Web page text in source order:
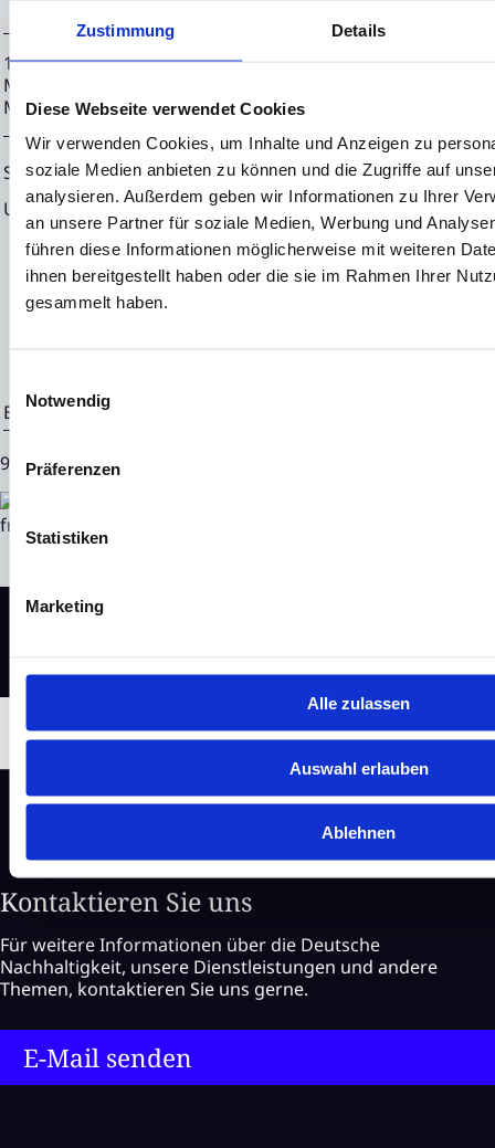
Zustimmung Details
Diese Webseite verwendet Cookies
Wir verwenden Cookies, um Inhalte und Anzeigen zu
soziale Medien anbieten zu können und die Zugriffe auf
analysieren. Außerdem geben wir Informationen zu Ihrer
an unsere Partner für soziale Medien, Werbung und
führen diese Informationen möglicherweise mit weiteren
ihnen bereitgestellt haben oder die sie im Rahmen Ihrer
gesammelt haben.
Notwendig
Präferenzen
Statistiken
Marketing
Alle zulassen
Auswahl erlauben
Ablehnen
15.03.2024 CET/CEST Die EQS Distributionsservices
Meldepflichten, Corporate News/Finanznachrichten und
Medienarchiv unter https://eqs-news.com
Sprache:
Deutsch
Unternehmen:
NEON EQUITY AG
Mörfelder Landstraße
60598 Frankfurt
Ende der Mitteilung
90283 15.03.2024 CET/CEST
Kontaktieren Sie uns
Für weitere Informationen über die Deutsche
Nachhaltigkeit, unsere Dienstleistungen und andere
Themen, kontaktieren Sie uns gerne.
E-Mail senden